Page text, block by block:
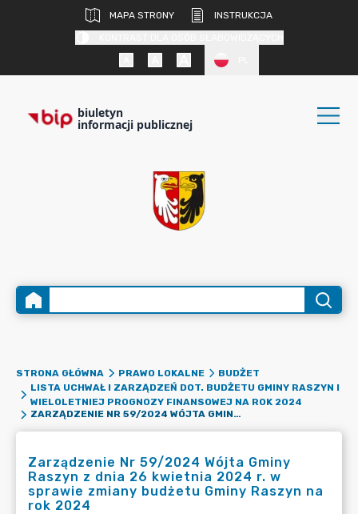
MAPA STRONY
INSTRUKCJA
biuletyn
informacji publicznej
STRONA GŁÓWNA PRAWO LOKALNE
BUDŻET
LISTA UCHWAŁ I ZARZĄDZEŃ DOT. BUDŻETU GMINY RASZYN I
WIELOLETNIEJ PROGNOZY FINANSOWEJ NA ROK 2024
ZARZĄDZENIE NR 59/2024 WÓJTA GMINY RASZYN Z DNIA 26 KWIETNIA 2024 R. W SPRAWIE ZMIANY BUDŻETU GMINY RASZYN NA ROK 2024
Zarządzenie Nr 59/2024 Wójta Gminy
Raszyn z dnia 26 kwietnia 2024 r. w
sprawie zmiany budżetu Gminy Raszyn na
rok 2024